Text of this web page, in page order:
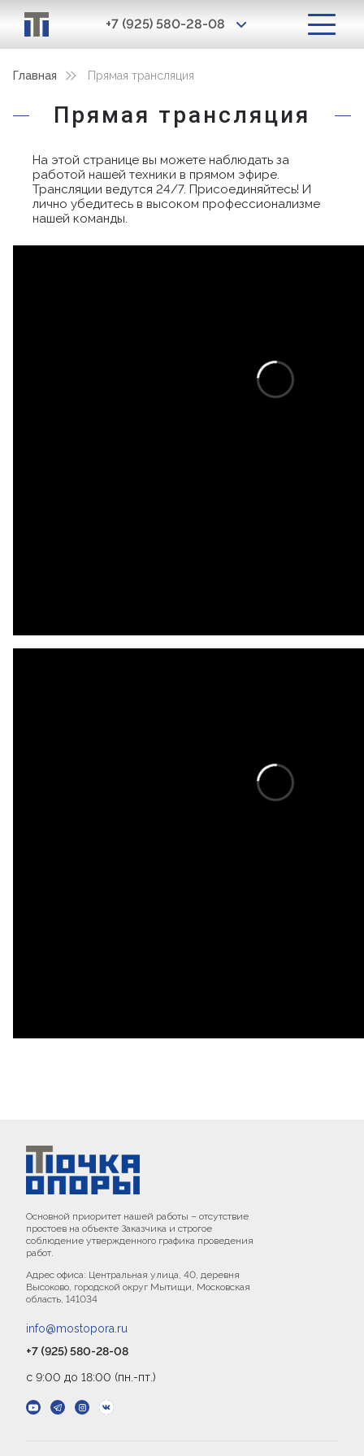
+7 (925) 580-28-08
Главная Прямая трансляция
Прямая трансляция
На этой странице вы можете наблюдать за
работой нашей техники в прямом эфире.
Трансляции ведутся 24/7. Присоединяйтесь! И
лично убедитесь в высоком профессионализме
нашей команды.
Основной приоритет нашей работы – отсутствие
простоев на объекте Заказчика и строгое
соблюдение утвержденного графика проведения
работ.
Адрес офиса: Центральная улица, 40, деревня
Высоково, городской округ Мытищи, Московская
область, 141034
info@mostopora.ru
+7 (925) 580-28-08
с 9:00 до 18:00 (пн.-пт.)